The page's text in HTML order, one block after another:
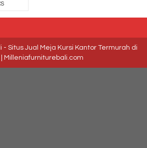
- Situs Jual Meja Kursi Kantor Termurah di
| Milleniafurniturebali.com